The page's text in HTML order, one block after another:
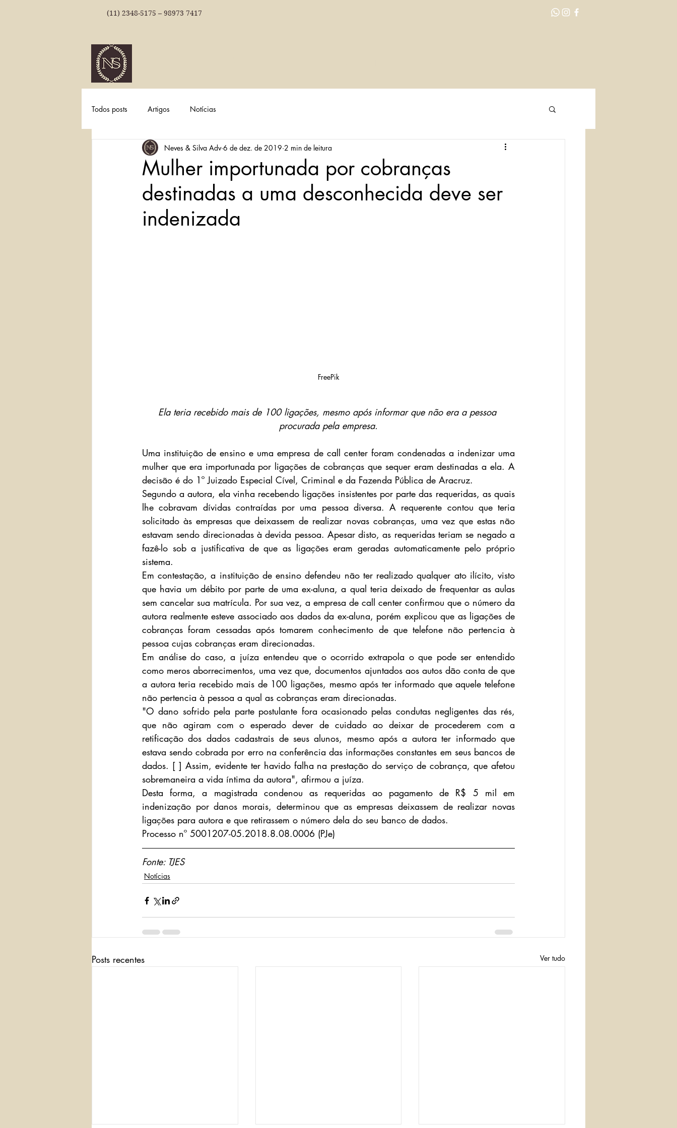
(11) 2348-5175 – 98973 7417
Todos posts Artigos Notícias
Mulher importunada por cobranças
destinadas a uma desconhecida deve ser
indenizada
Neves & Silva Adv 6 de dez. de 2019 2 min de leitura
FreePik
Ela teria recebido mais de 100 ligações, mesmo após informar que não era a pessoa
procurada pela empresa.
Uma instituição de ensino e uma empresa de call center foram condenadas a indenizar uma
mulher que era importunada por ligações de cobranças que sequer eram destinadas a ela. A
decisão é do 1º Juizado Especial Cível, Criminal e da Fazenda Pública de Aracruz.
Segundo a autora, ela vinha recebendo ligações insistentes por parte das requeridas, as quais
lhe cobravam dívidas contraídas por uma pessoa diversa. A requerente contou que teria
solicitado às empresas que deixassem de realizar novas cobranças, uma vez que estas não
estavam sendo direcionadas à devida pessoa. Apesar disto, as requeridas teriam se negado a
fazê-lo sob a justificativa de que as ligações eram geradas automaticamente pelo próprio
sistema.
Em contestação, a instituição de ensino defendeu não ter realizado qualquer ato ilícito, visto
que havia um débito por parte de uma ex-aluna, a qual teria deixado de frequentar as aulas
sem cancelar sua matrícula. Por sua vez, a empresa de call center confirmou que o número da
autora realmente esteve associado aos dados da ex-aluna, porém explicou que as ligações de
cobranças foram cessadas após tomarem conhecimento de que telefone não pertencia à
pessoa cujas cobranças eram direcionadas.
Em análise do caso, a juíza entendeu que o ocorrido extrapola o que pode ser entendido
como meros aborrecimentos, uma vez que, documentos ajuntados aos autos dão conta de que
a autora teria recebido mais de 100 ligações, mesmo após ter informado que aquele telefone
não pertencia à pessoa a qual as cobranças eram direcionadas.
"O dano sofrido pela parte postulante fora ocasionado pelas condutas negligentes das rés,
que não agiram com o esperado dever de cuidado ao deixar de procederem com a
retificação dos dados cadastrais de seus alunos, mesmo após a autora ter informado que
estava sendo cobrada por erro na conferência das informações constantes em seus bancos de
dados. [ ] Assim, evidente ter havido falha na prestação do serviço de cobrança, que afetou
sobremaneira a vida íntima da autora", afirmou a juíza.
Desta forma, a magistrada condenou as requeridas ao pagamento de R$ 5 mil em
indenização por danos morais, determinou que as empresas deixassem de realizar novas
ligações para autora e que retirassem o número dela do seu banco de dados.
Processo nº 5001207-05.2018.8.08.0006 (PJe)
Fonte: TJES
Notícias
Posts recentes Ver tudo